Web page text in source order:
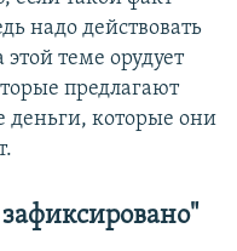
надо действовать
теме орудует
предлагают
деньги, которые они